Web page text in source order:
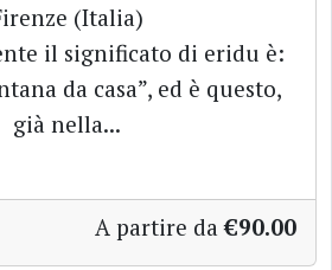
(Italia)
il significato di eridu è:
da casa”, ed è questo,
già nella...
A partire da €90.00